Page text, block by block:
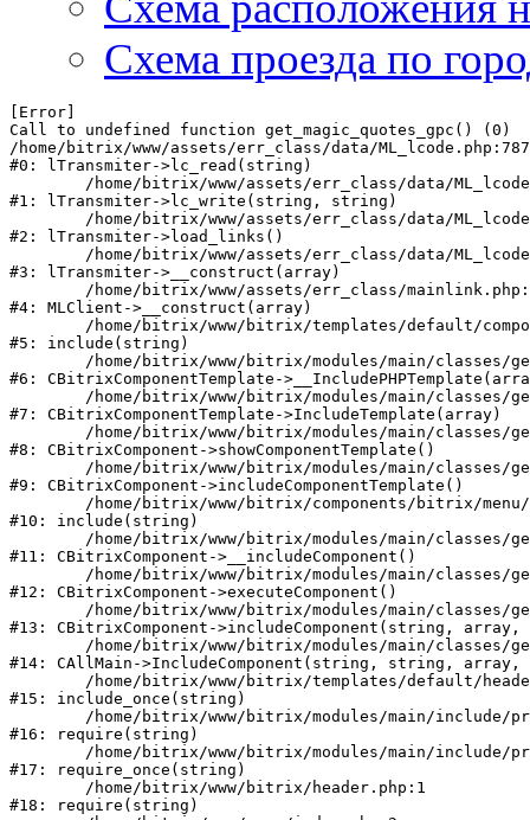
Схема проезда по
[Error]
Call to undefined function get_magic_quotes_gpc() (0)
/home/bitrix/www/assets/err_class/data/ML_lcode.php:787
#0: lTransmiter->lc_read(string)
#1: lTransmiter->lc_write(string, string)
#2: lTransmiter->load_links()
#3: lTransmiter->__construct(array)
#4: MLClient->__construct(array)
#5: include(string)
#6: CBitrixComponentTemplate-
#7: CBitrixComponentTemplate->IncludeTemplate(array)
#8: CBitrixComponent->showComponentTemplate()
#9: CBitrixComponent->includeComponentTemplate()
#10: include(string)
#11: CBitrixComponent->__includeComponent()
#12: CBitrixComponent->executeComponent()
#13: CBitrixComponent->includeComponent(string,
#14: CAllMain->IncludeComponent(string, string, array,
#15: include_once(string)
#16: require(string)
#17: require_once(string)
#18: require(string)